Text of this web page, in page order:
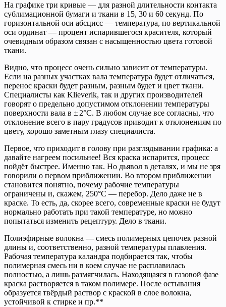
На графике три кривые — для разной длительности контакта
сублимационной бумаги и ткани в 15, 30 и 60 секунд. По
горизонтальной оси абсцисс — температура, по вертикальной
оси ординат — процент испарившегося красителя, который
очевидным образом связан с насыщенностью цвета готовой
ткани.
Видно, что процесс очень сильно зависит от температуры.
Если на разных участках вала температура будет отличаться,
перенос краски будет разным, разным будет и цвет ткани.
Специалисты как Klieverik, так и других производителей
говорят о предельно допустимом отклонении температуры
поверхности вала в ± 2°С. В любом случае все согласны, что
отклонение всего в пару градусов приводит к отклонениям по
цвету, хорошо заметным глазу специалиста.
Первое, что приходит в голову при разглядывании графика: а
давайте нагреем посильнее! Вся краска испарится, процесс
пойдёт быстрее. Именно так. Но дьявол в деталях, и мы не зря
говорили о первом приближении. Во втором приближении
становится понятно, почему рабочие температуры
ограничены и, скажем, 250°С — перебор. Дело даже не в
краске. То есть, да, скорее всего, современные краски не будут
нормально работать при такой температуре, но можно
попытаться изменить рецептуру. Дело в ткани.
Полиэфирные волокна — смесь полимерных цепочек разной
длины и, соответственно, разной температуры плавления.
Рабочая температура каландра подбирается так, чтобы
полимерная смесь ни в коем случае не расплавилась
полностью, а лишь размягчилась. Находящаяся в газовой фазе
краска растворяется в таком полимере. После остывания
образуется твёрдый раствор с краской в слое волокна,
устойчивой к стирке и пр.**